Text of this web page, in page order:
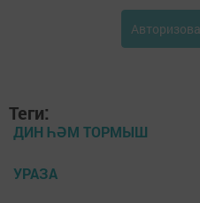
Теги:
ДИН ҺӘМ ТОРМЫШ
УРАЗА